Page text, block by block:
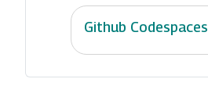
Github Codespaces